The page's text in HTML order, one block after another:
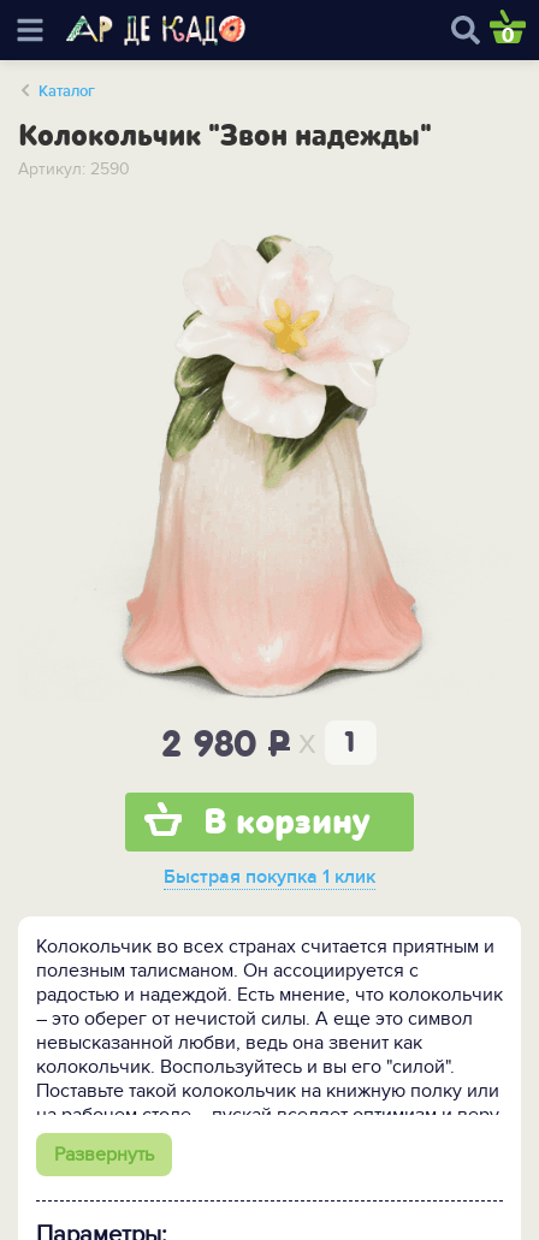
0
Каталог
Колокольчик "Звон надежды"
Артикул: 2590
2 980 P x
В корзину
Быстрая покупка 1 клик
Колокольчик во всех странах считается приятным и
полезным талисманом. Он ассоциируется с
радостью и надеждой. Есть мнение, что колокольчик
– это оберег от нечистой силы. А еще это символ
невысказанной любви, ведь она звенит как
колокольчик. Воспользуйтесь и вы его "силой".
Поставьте такой колокольчик на книжную полку или
на рабочем столе – пускай вселяет оптимизм и веру
в светлое будущее.
Развернуть